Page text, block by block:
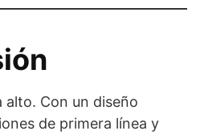
alto. Con un diseño
de primera línea y